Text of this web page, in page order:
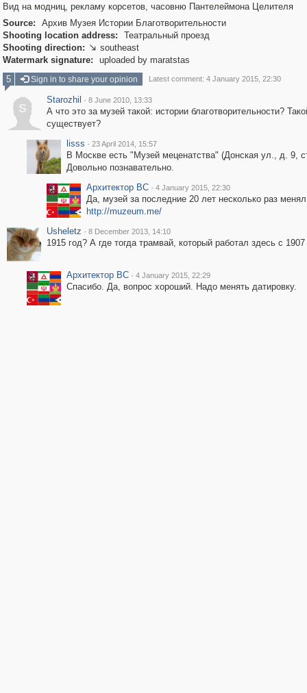
Вид на модниц, рекламу корсетов, часовню Пантелеймона Целителя
Source:
Архив Музея Истории Благотворительности
Shooting location address:
Театральный проезд
Shooting direction:  southeast
Watermark signature:
uploaded by maratstas
5
Sign in to share your opinion Latest comment: 4 January 2015, 22:30
S
Starozhil · 8 June 2010, 13:33
А что это за музей такой: истории благотворительности?
существует?
lisss · 23 April 2014, 15:57
В Москве есть "Музей меценатства" (Донская ул., д. 9,
Довольно познавательно.
Архитектор ВС · 4 January 2015, 22:30
Да, музей за последние 20 лет несколько раз
http://muzeum.me/
Usheletz · 8 December 2013, 14:10
1915 год? А где тогда трамвай, который работал здесь с 1907
Архитектор ВС · 4 January 2015, 22:29
Спасибо. Да, вопрос хороший. Надо менять датировку.